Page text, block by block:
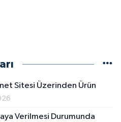
Sitesi Üzerinden Ürün
Verilmesi Durumunda